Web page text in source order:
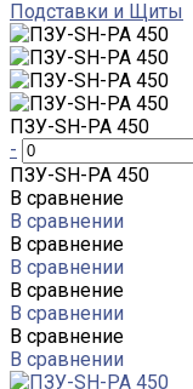
Подставки и Щиты
ПЗУ-SH-PA 450
-
ПЗУ-SH-PA 450
В сравнение
В сравнении
В сравнение
В сравнении
В сравнение
В сравнении
В сравнение
В сравнении